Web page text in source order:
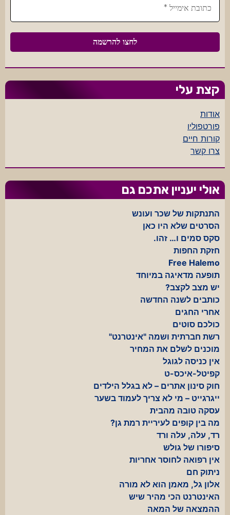
קצת עלי
אודות
פורטפוליו
קורות חיים
צרו קשר
אולי יעניין אתכם גם
התנתקות של שכר ועונש
הסרטים שלא היו כאן
סקס סמים ו… זהו.
חזקת החפות
Free Halemo
תופעה מדאיגה במיוחד
יש מצב לקצב?
כותבים לשנה החדשה
אחרי החגים
כולכם סוטים
רשת חברתית ושמה "אינטרנט"
מוכנים לשלם את המחיר
אין כניסה לגוגל
קפיטל-איכס-ט
חוק סינון אתרים – לא בגלל הילדים
ייגרגייט – מי לא צריך לעמוד בשער
עסקה טובה מהבית
מה בין קופים לעיריית רמת גן?
רד, עלה, עלה ורד
סיפורו של גולש
אין רפואה לחוסר אחריות
ניתוק חם
אלון גל, מאמן הוא לא מורה
האינטרנט הכי מהיר שיש
ההמצאה של המאה